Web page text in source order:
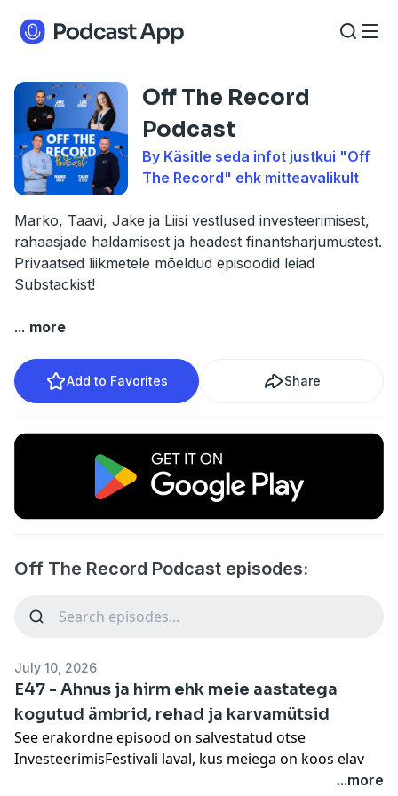
Off The Record
Podcast
By Käsitle seda infot justkui "Off
The Record" ehk mitteavalikult
Marko, Taavi, Jake ja Liisi vestlused investeerimisest,
rahaasjade haldamisest ja headest finantsharjumustest.
Privaatsed liikmetele mõeldud episoodid leiad
Substackist!
... more
Add to Favorites Share
Off The Record Podcast episodes:
July 10, 2026
E47 - Ahnus ja hirm ehk meie aastatega
kogutud ämbrid, rehad ja karvamütsid
See erakordne episood on salvestatud otse
InvesteerimisFestivali laval, kus meiega on koos elav
...more